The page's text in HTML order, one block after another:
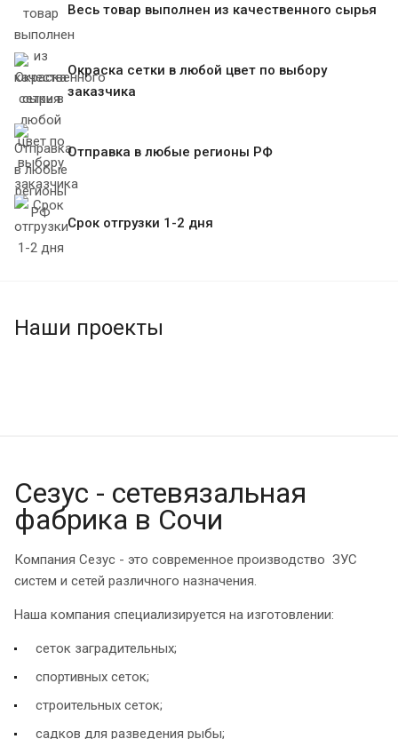
Весь товар выполнен из качественного сырья
Окраска сетки в любой цвет по выбору
заказчика
Отправка в любые регионы РФ
Срок отгрузки 1-2 дня
Наши проекты
Сезус - сетевязальная
фабрика в Сочи
Компания Сезус - это современное производство ЗУС
систем и сетей различного назначения.
Наша компания специализируется на изготовлении:
сеток заградительных;
спортивных сеток;
строительных сеток;
садков для разведения рыбы;